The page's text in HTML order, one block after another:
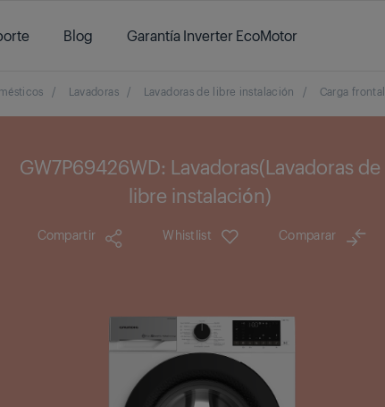
Blog Garantía Inverter EcoMotor
/ Lavadoras / Lavadoras de libre instalación / Carga frontal
GW7P69426WD: Lavadoras(Lavadoras de
libre instalación)
Compartir Whistlist Comparar